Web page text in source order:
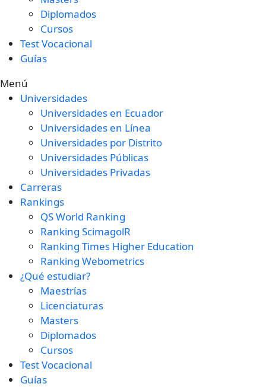
Diplomados
Cursos
Test Vocacional
Guías
Menú
Universidades
Universidades en Ecuador
Universidades en Línea
Universidades por Distrito
Universidades Públicas
Universidades Privadas
Carreras
Rankings
QS World Ranking
Ranking ScimagolR
Ranking Times Higher Education
Ranking Webometrics
¿Qué estudiar?
Maestrías
Licenciaturas
Masters
Diplomados
Cursos
Test Vocacional
Guías